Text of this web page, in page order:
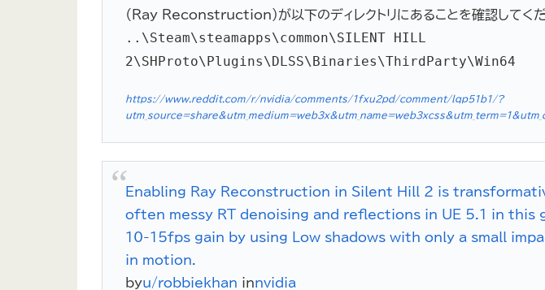
（Ray Reconstruction）が以下のディレクトリにあることを確認してくだ
..\Steam\steamapps\common\SILENT HILL
2\SHProto\Plugins\DLSS\Binaries\ThirdParty\Win64
https://www.reddit.com/r/nvidia/comments/1fxu2pd/comment/lqp51b1/?
Enabling Ray Reconstruction in Silent Hill 2 is
often messy RT denoising and reflections in UE 5.1 in this
10-15fps gain by using Low shadows with only a small
in motion.
byu/robbiekhan innvidia